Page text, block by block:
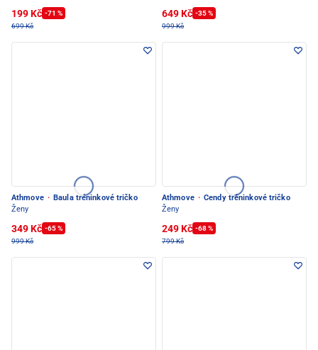
199 Kč -71 %
699 Kč
649 Kč -35 %
999 Kč
Athmove · Baula tréninkové tričko
Ženy
349 Kč -65 %
999 Kč
Athmove · Cendy tréninkové tričko
Ženy
249 Kč -68 %
799 Kč